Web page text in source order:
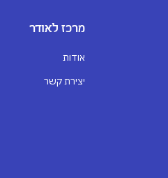
מרכז לאודר
אודות
יצירת קשר